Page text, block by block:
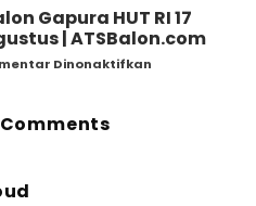
untuk
Memeriahkan
HUT
Gapura
untuk
Event
Gapura HUT RI 17
| ATSBalon.com
Dinonaktifkan